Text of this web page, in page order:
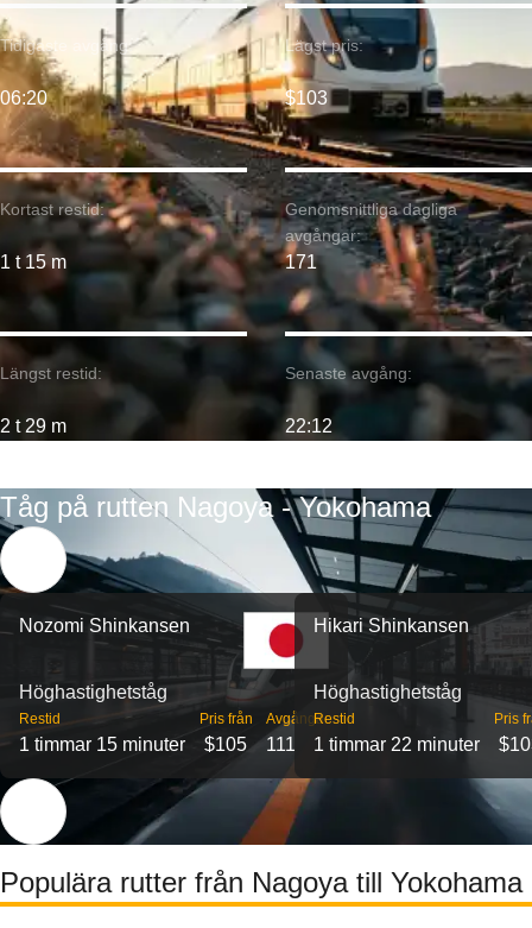
Kortast restid:
1 t 15 m
Tidigaste avgång:
06:20
Längst restid:
2 t 29 m
Lägst pris:
$103
Genomsnittliga dagliga
avgångar:
171
Senaste avgång:
22:12
Tåg på rutten Nagoya - Yokohama
Nozomi Shinkansen
Höghastighetståg
Restid
1 timmar 15 minuter
Pris från
$105
Avgångar
111
Hikari Shinkansen
Höghastighetståg
Restid
1 timmar 22 minuter
Pris
Populära rutter från Nagoya till Yokohama